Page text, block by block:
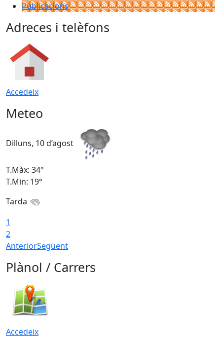
Publicacions
Adreces i telèfons
Accedeix
Meteo
Dilluns, 10 d’agost
T.Màx: 34°
T.Min: 19°
Tarda
1
2
AnteriorSegüent
Plànol / Carrers
Accedeix